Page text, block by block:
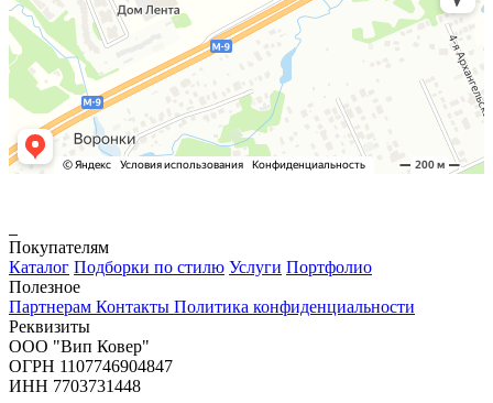
Покупателям
Каталог Подборки по стилю Услуги Портфолио
Полезное
Партнерам Контакты Политика конфиденциальности
Реквизиты
ООО "Вип Ковер"
ОГРН 1107746904847
ИНН 7703731448